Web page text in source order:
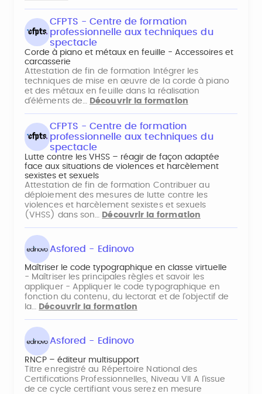
CFPTS - Centre de formation
professionnelle aux techniques du
spectacle
Corde à piano et métaux en feuille - Accessoires et
carcasserie
Attestation de fin de formation Intégrer les
techniques de mise en œuvre de la corde à piano
et des métaux en feuille dans la réalisation
d’éléments de… Découvrir la formation
CFPTS - Centre de formation
professionnelle aux techniques du
spectacle
Lutte contre les VHSS – réagir de façon adaptée
face aux situations de violences et harcèlement
sexistes et sexuels
Attestation de fin de formation Contribuer au
déploiement des mesures de lutte contre les
violences et harcèlement sexistes et sexuels
(VHSS) dans son… Découvrir la formation
Asfored - Edinovo
Maîtriser le code typographique en classe virtuelle
- Maîtriser les principales règles et savoir les
appliquer - Appliquer le code typographique en
fonction du contenu, du lectorat et de l'objectif de
la… Découvrir la formation
Asfored - Edinovo
RNCP – éditeur multisupport
Titre enregistré au Répertoire National des
Certifications Professionnelles, Niveau VII A l'issue
de ce cycle certifiant vous serez en mesure